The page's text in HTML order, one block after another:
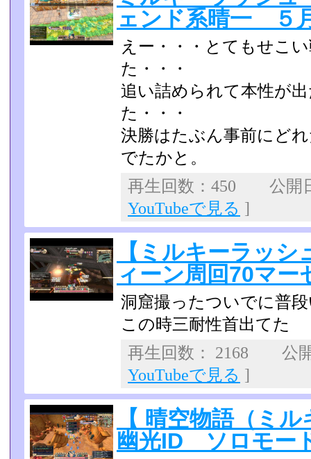
ェンド系晴一 ５
えー・・・とてもせこ
た・・・
追い詰められて本性が
た・・・
決勝はたぶん事前にど
でたかと。
再生回数：450 公
YouTubeで見る ]
【ミルキーラッ
ィーン周回70マー
洞窟撮ったついでに普
この時三耐性首出てた
再生回数： 2168 公
YouTubeで見る ]
【 晴空物語（ミ
幽光ID ソロモー